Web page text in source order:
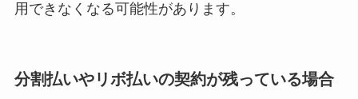
用できなくなる可能性があります。
分割払いやリボ払いの契約が残っている場合